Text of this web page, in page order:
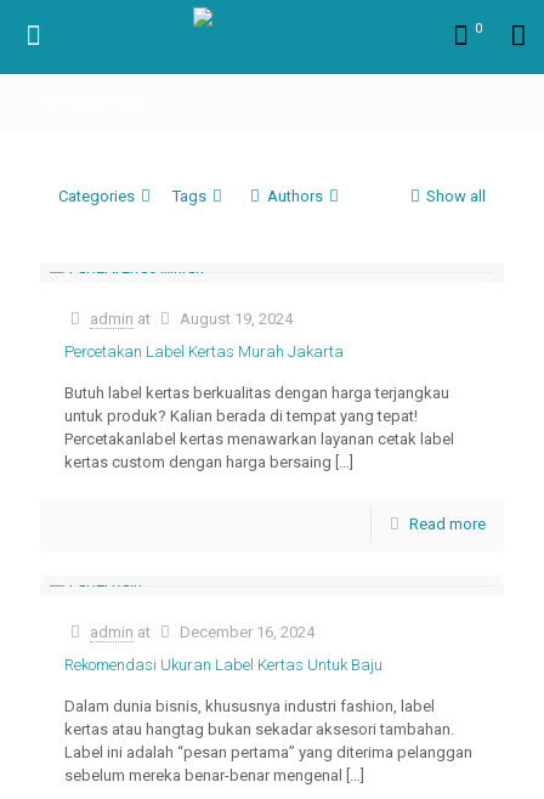
0
Categories Tags Authors Show all
admin at
August 19, 2024
Percetakan Label Kertas Murah Jakarta
Butuh label kertas berkualitas dengan harga terjangkau
untuk produk? Kalian berada di tempat yang tepat!
Percetakanlabel kertas menawarkan layanan cetak label
kertas custom dengan harga bersaing […]
Read more
admin at
December 16, 2024
Rekomendasi Ukuran Label Kertas Untuk Baju
Dalam dunia bisnis, khususnya industri fashion, label
kertas atau hangtag bukan sekadar aksesori tambahan.
Label ini adalah “pesan pertama” yang diterima pelanggan
sebelum mereka benar-benar mengenal
[…]